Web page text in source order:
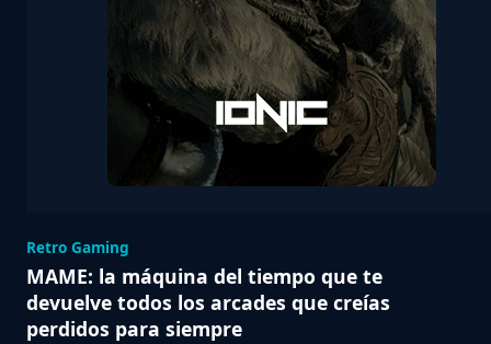
Retro Gaming
MAME: la máquina del tiempo que te
devuelve todos los arcades que creías
perdidos para siempre